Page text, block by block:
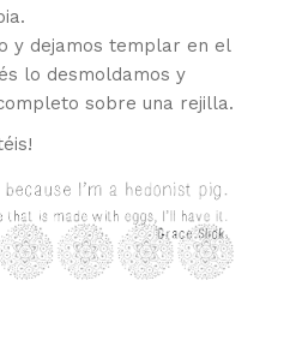
y dejamos templar en el
lo desmoldamos y
sobre una rejilla.